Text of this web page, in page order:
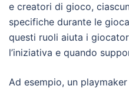
e creatori di gioco,
specifiche durante le
questi ruoli aiuta i
l’iniziativa e quando
Ad esempio, un